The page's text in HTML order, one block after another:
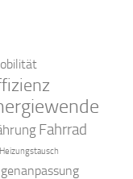
Fahrrad
Heizungstausch